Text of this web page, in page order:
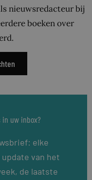
nieuwsredacteur bij
boeken over
in uw inbox?
elke
van het
de laatste